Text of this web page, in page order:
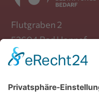
Flutgraben 2
53604 Bad Honnef
Telefon: +49 (0) 30 /
Mail:
bestattungsbedarf.de